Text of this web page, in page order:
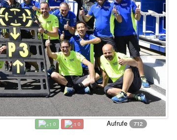
0 0 Aufrufe 712